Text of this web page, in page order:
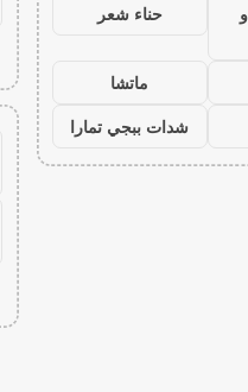
حناء شعر
ماتشا
شدات ببجي تمارا